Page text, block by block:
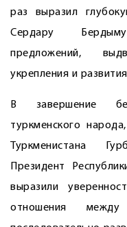
раз выразил
Сердару
предложений,
укрепления и
В завершение
туркменского
Туркменистана
Президент
выразили
отношения